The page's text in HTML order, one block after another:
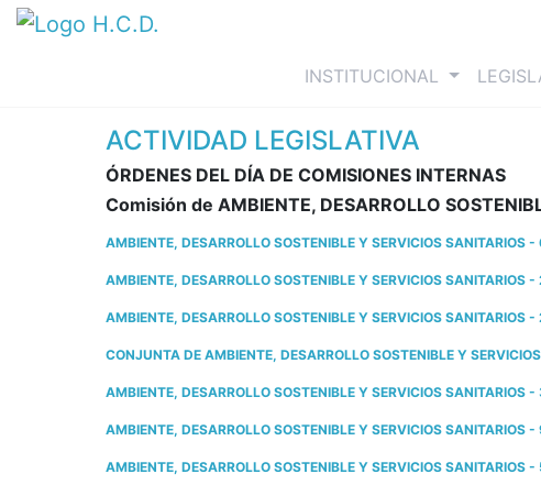
INSTITUCIONAL (current)
ACTIVIDAD LEGISLATIVA
ÓRDENES DEL DÍA DE COMISIONES INTERNAS
Comisión de AMBIENTE, DESARROLLO
AMBIENTE, DESARROLLO SOSTENIBLE Y SERVICIOS
AMBIENTE, DESARROLLO SOSTENIBLE Y SERVICIOS
AMBIENTE, DESARROLLO SOSTENIBLE Y SERVICIOS
CONJUNTA DE AMBIENTE, DESARROLLO SOSTENIBLE Y
AMBIENTE, DESARROLLO SOSTENIBLE Y SERVICIOS
AMBIENTE, DESARROLLO SOSTENIBLE Y SERVICIOS
AMBIENTE, DESARROLLO SOSTENIBLE Y SERVICIOS